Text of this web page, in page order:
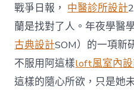
戰爭日報， 中醫診所設計
蘭是找對了人。年夜學醫
古典設計SOM）的一項新
不服用阿這樣loft風室內
這樣的隨心所欲，只是她